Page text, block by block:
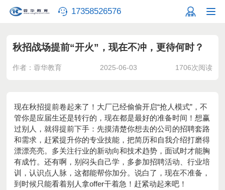
17358526576
秋招战场提前“开火”，现在不冲，更待何时？
作者：蓉华教育 2025-06-03 1706次阅读
现在秋招提前卷起来了！大厂已经偷偷开启“抢人模式”，不
管你是应届生还是转行的，现在都是最好的准备时间！想赢
过别人，就得提前下手：先摸清楚你想去的公司的招聘套路
和需求，赶紧提升你的专业技能，把简历和自我介绍打磨得
漂漂亮亮。多关注行业的新动向和技术趋势，面试时才能胸
有成竹。还有啊，别闷头自己学，多参加招聘活动、行业培
训，认识点人脉，这都能帮你加分。说白了，现在不准备，
到时候只能看着别人拿offer干着急！赶紧动起来吧！